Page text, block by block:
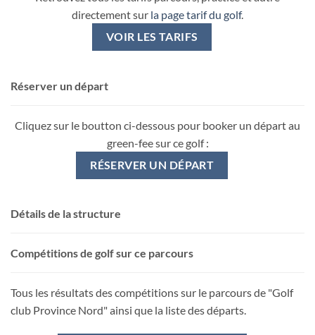
directement sur la page tarif du golf.
VOIR LES TARIFS
Réserver un départ
Cliquez sur le boutton ci-dessous pour booker un départ au
green-fee sur ce golf :
RÉSERVER UN DÉPART
Détails de la structure
Compétitions de golf sur ce parcours
Tous les résultats des compétitions sur le parcours de "Golf
club Province Nord" ainsi que la liste des départs.